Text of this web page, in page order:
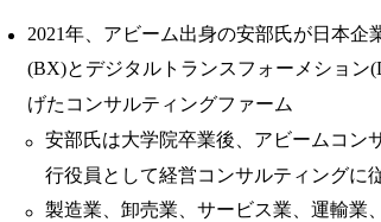
2021年、アビーム出身の安部氏が日本
(BX)とデジタルトランスフォーメション
げたコンサルティングファーム
安部氏は大学院卒業後、アビームコン
行役員として経営コンサルティングに
製造業、卸売業、サービス業、運輸業